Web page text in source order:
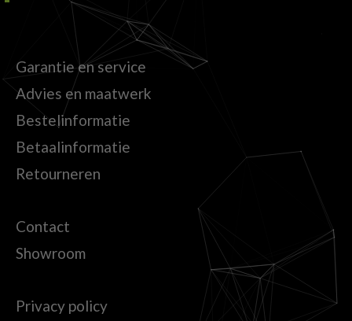
Garantie en service
Advies en maatwerk
Bestelinformatie
Betaalinformatie
Retourneren
Contact
Showroom
Privacy policy